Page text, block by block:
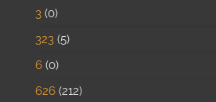
3 0
323 5
6 0
626 212